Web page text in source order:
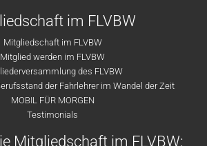
im FLVBW
Mitgliedschaft im FLVBW
Mitglied werden im FLVBW
des FLVBW
der Fahrlehrer im Wandel der Zeit
MOBIL FÜR MORGEN
Testimonials
Mitgliedschaft im FLVBW: